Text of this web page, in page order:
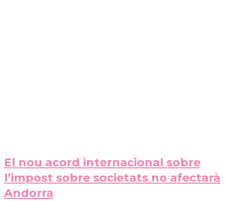
El nou acord internacional sobre
l’impost sobre societats no afectarà
Andorra